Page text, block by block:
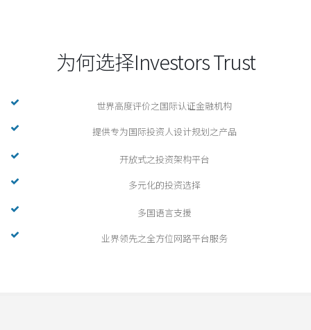
为何选择Investors Trust
世界高度评价之国际认证金融机构
提供专为国际投资人设计规划之产品
开放式之投资架构平台
多元化的投资选择
多国语言支援
业界领先之全方位网路平台服务